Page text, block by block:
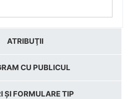
ATRIBUŢII
CU PUBLICUL
ȘI FORMULARE TIP